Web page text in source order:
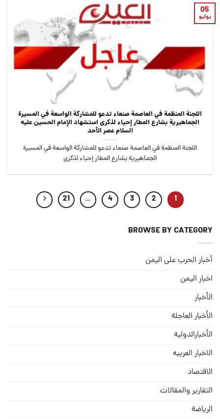
اللجنة المنظمة في العاصمة صنعاء تدعو للمشاركة الواسعة في المسيرة
الجماهيرية بشارع المطار إحياء لذكرى استشهاد الإمام الحسين عليه
السلام عصر الأحد
اللجنة المنظمة في العاصمة صنعاء تدعو للمشاركة الواسعة في المسيرة
الجماهيرية بشارع المطار إحياء لذكرى
05
يوليو
1
2
3
4
…
21
BROWSE BY CATEGORY
أخبار الحرب على اليمن
اخبار اليمن
الأخبار
الأخبار العاجلة
الأخبارالدولية
الاخبار العربيه
الاقتصاد
التقارير والمقالات
الریاضة